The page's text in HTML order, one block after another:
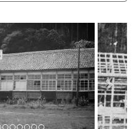
n
e
x
t